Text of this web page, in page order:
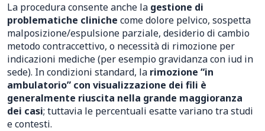
La procedura consente anche la gestione di
problematiche cliniche come dolore pelvico, sospetta
malposizione/espulsione parziale, desiderio di cambio
metodo contraccettivo, o necessità di rimozione per
indicazioni mediche (per esempio gravidanza con iud in
sede). In condizioni standard, la rimozione “in
ambulatorio” con visualizzazione dei fili è
generalmente riuscita nella grande maggioranza
dei casi; tuttavia le percentuali esatte variano tra studi
e contesti.